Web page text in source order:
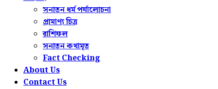
সনাতন ধর্ম পর্যালোচনা
প্রামাণ্য চিত্র
রাশিফল
সনাতন কথামৃত
Fact Checking
About Us
Contact Us